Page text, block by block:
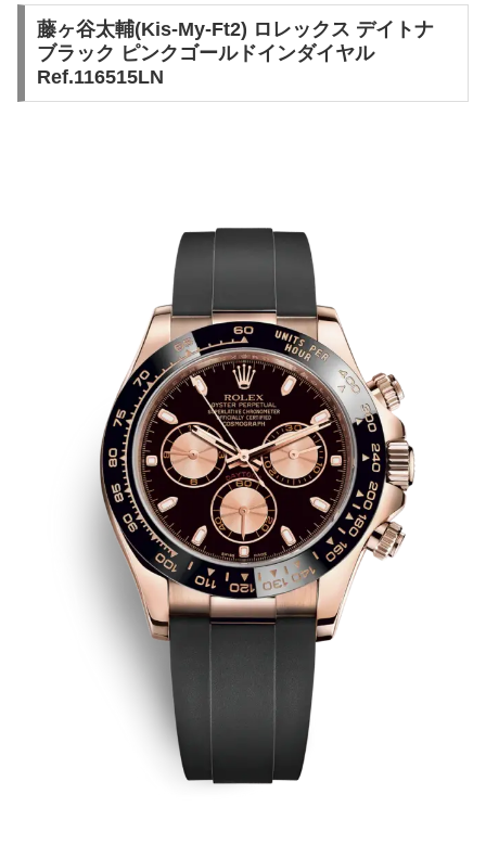
藤ヶ谷太輔(Kis-My-Ft2) ロレックス デイトナ
ブラック ピンクゴールドインダイヤル
Ref.116515LN